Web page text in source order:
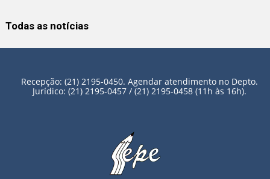
Todas as notícias
Recepção: (21) 2195-0450. Agendar atendimento no Depto.
Jurídico: (21) 2195-0457 / (21) 2195-0458 (11h às 16h).